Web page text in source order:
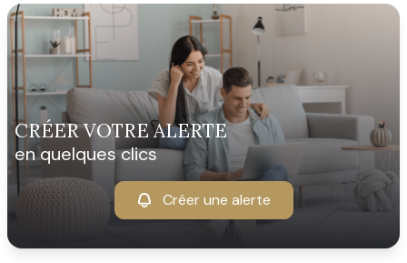
CRÉER VOTRE ALERTE
en quelques clics
Créer une alerte